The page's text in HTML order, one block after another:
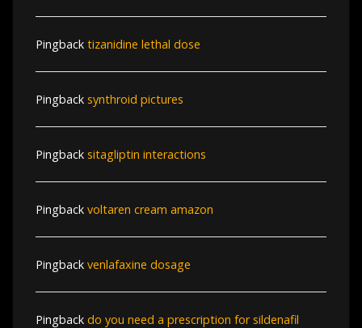
Pingback tizanidine lethal dose
Pingback synthroid pictures
Pingback sitagliptin interactions
Pingback voltaren cream amazon
Pingback venlafaxine dosage
Pingback do you need a prescription for sildenafil